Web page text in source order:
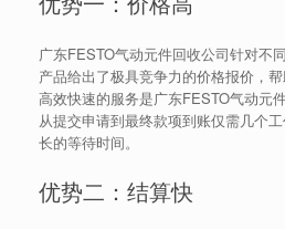
广东FESTO气动元件回收公司针对不
产品给出了极具竞争力的价格报价，帮
高效快速的服务是广东FESTO气动元
从提交申请到最终款项到账仅需几个
长的等待时间。
优势二：结算快